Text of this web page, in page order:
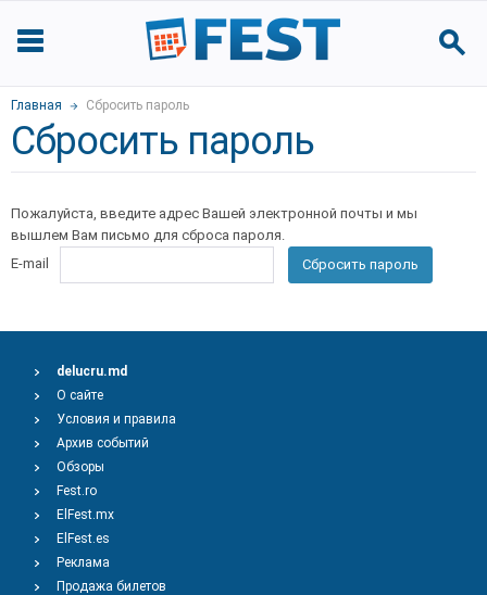
Главная Сбросить пароль
Сбросить пароль
Пожалуйста, введите адрес Вашей электронной почты и мы
вышлем Вам письмо для сброса пароля.
E-mail
Сбросить пароль
delucru.md
О сайте
Условия и правила
Архив событий
Обзоры
Fest.ro
ElFest.mx
ElFest.es
Реклама
Продажа билетов